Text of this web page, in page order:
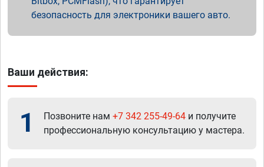
безопасность для электроники вашего авто.
Ваши действия:
1 Позвоните нам +7 342 255-49-64 и получите
профессиональную консультацию у мастера.